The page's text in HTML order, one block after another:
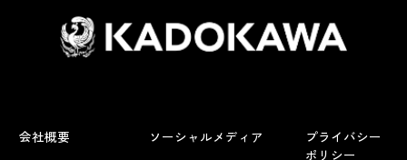
会社概要
ソーシャルメディア
プライバシー
ポリシー